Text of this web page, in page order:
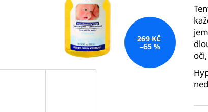
269 KČ
–65 %
CESTOVNÍ MANIKÚRNÍ SADA PALSAR7
VÁLEČEK NA